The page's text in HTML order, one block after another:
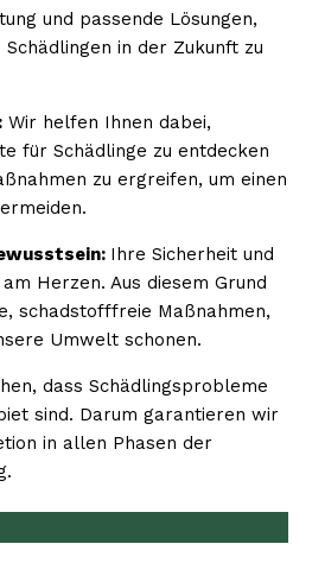
und passende Lösungen,
in der Zukunft zu
Wir helfen Ihnen dabei,
für Schädlinge zu entdecken
zu ergreifen, um einen
Ihre Sicherheit und
Herzen. Aus diesem Grund
schadstofffreie Maßnahmen,
Umwelt schonen.
dass Schädlingsprobleme
sind. Darum garantieren wir
in allen Phasen der